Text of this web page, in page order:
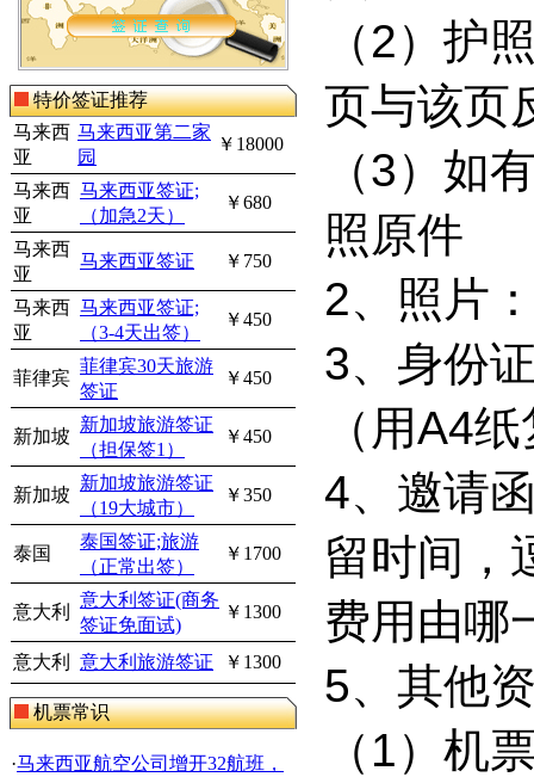
特价签证推荐
马来西
亚
马来西亚第二家
园
￥18000
马来西
亚
马来西亚签证;
（加急2天）
￥680
马来西
亚
马来西亚签证 ￥750
马来西
亚
马来西亚签证;
（3-4天出签）
￥450
菲律宾
菲律宾30天旅游
签证
￥450
新加坡
新加坡旅游签证
（担保签1）
￥450
新加坡
新加坡旅游签证
（19大城市）
￥350
泰国
泰国签证;旅游
（正常出签）
￥1700
意大利
意大利签证(商务
签证免面试)
￥1300
意大利 意大利旅游签证 ￥1300
机票常识
·马来西亚航空公司增开32航班，
（2）护
页与该页
（3）如
照原件
2、照片
3、身份
（用A4纸
4、邀请
留时间，
费用由哪
5、其他
（ 1）机